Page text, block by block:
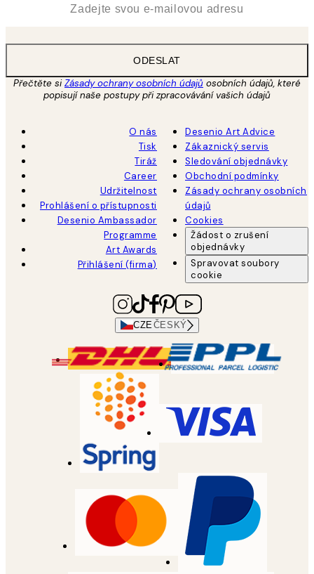
ODESLAT
Přečtěte siZásady ochrany osobních údajů osobních údajů, které
popisují naše postupy při zpracovávání vašich údajů
O nás
Tisk
Tiráž
Career
Udržitelnost
Prohlášení o přístupnosti
Desenio Ambassador
Programme
Art Awards
Přihlášení (firma)
Desenio Art Advice
Zákaznický servis
Sledování objednávky
Obchodní podmínky
Zásady ochrany osobních
údajů
Cookies
Žádost o zrušení
objednávky
Spravovat soubory
cookie
CZEČESKÝ